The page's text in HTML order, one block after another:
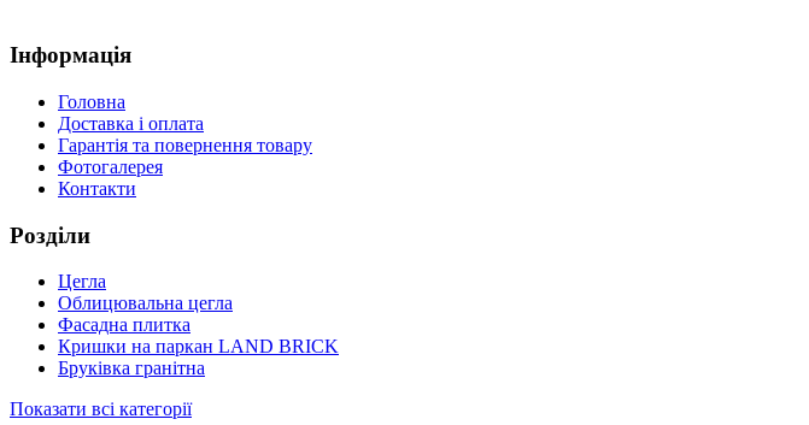
Інформація
Головна
Доставка і оплата
Гарантія та повернення товару
Фотогалерея
Контакти
Розділи
Цегла
Облицювальна цегла
Фасадна плитка
Кришки на паркан LAND BRICK
Бруківка гранітна
Показати всі категорії